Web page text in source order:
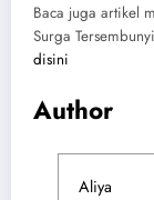
Baca juga artikel
Surga
disini
Author
Aliya